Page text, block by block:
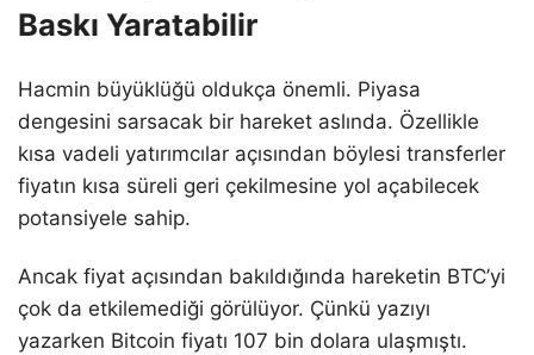
Baskı Yaratabilir
Hacmin büyüklüğü oldukça önemli. Piyasa
dengesini sarsacak bir hareket aslında. Özellikle
kısa vadeli yatırımcılar açısından böylesi transferler
fiyatın kısa süreli geri çekilmesine yol açabilecek
potansiyele sahip.
Ancak fiyat açısından bakıldığında hareketin BTC’yi
çok da etkilemediği görülüyor. Çünkü yazıyı
yazarken Bitcoin fiyatı 107 bin dolara ulaşmıştı.